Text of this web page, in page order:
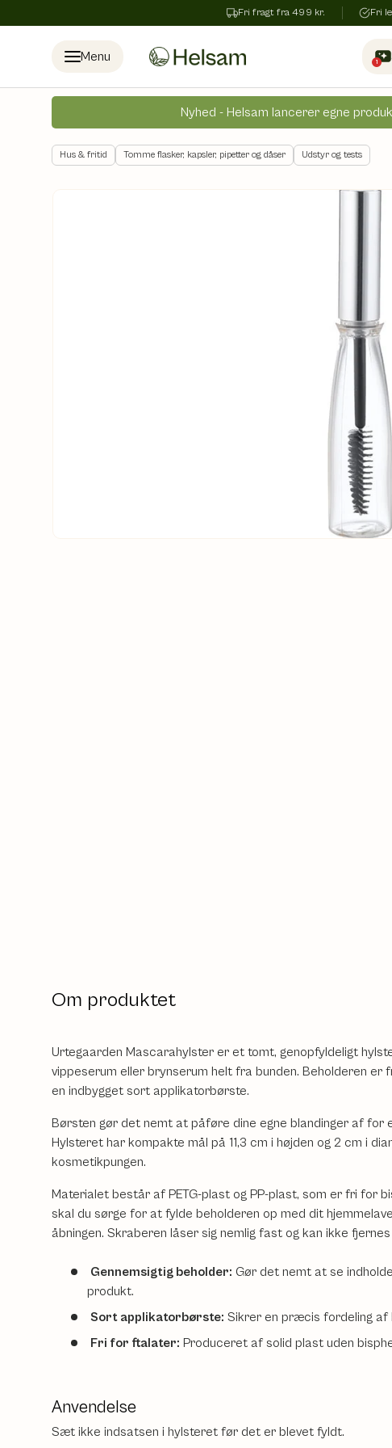
Spring til indhold
Fri fragt fra 499 kr. Fri
1
Menu
Nyhed - Helsam lancerer egne
Hus & fritid Tomme flasker, kapsler, pipetter og dåser Udstyr og tests
Om produktet
Urtegaarden Mascarahylster er et tomt, genopfyldeligt
vippeserum eller brynserum helt fra bunden. Beholderen
en indbygget sort applikatorbørste.
Børsten gør det nemt at påføre dine egne blandinger af for
Hylsteret har kompakte mål på 11,3 cm i højden og 2 cm i
kosmetikpungen.
Materialet består af PETG-plast og PP-plast, som er fri for
skal du sørge for at fylde beholderen op med dit
åbningen. Skraberen låser sig nemlig fast og kan ikke
Gennemsigtig beholder: Gør det nemt at se
produkt.
Sort applikatorbørste: Sikrer en præcis fordeling af
Fri for ftalater: Produceret af solid plast uden
Anvendelse
Sæt ikke indsatsen i hylsteret før det er blevet fyldt.